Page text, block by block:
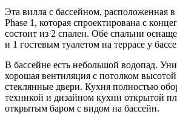
Эта вилла с бассейном, расположенная
Phase 1, которая спроектирована с
состоит из 2 спален. Обе спальни
и 1 гостевым туалетом на террасе у
В бассейне есть небольшой водопад.
хорошая вентиляция с потолком
стеклянные двери. Кухня полностью
техникой и дизайном кухни открытой
открытым баром с видом на бассейн.